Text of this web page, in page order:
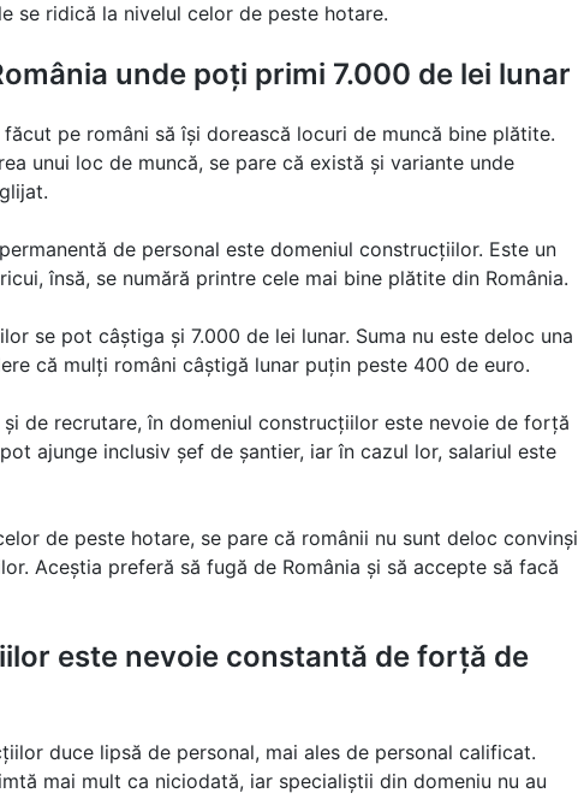
se ridică la nivelul celor de peste hotare.
unde poți primi 7.000 de lei lunar
pe români să își dorească locuri de muncă bine plătite.
unui loc de muncă, se pare că există și variante unde
de personal este domeniul construcțiilor. Este un
însă, se numără printre cele mai bine plătite din România.
se pot câștiga și 7.000 de lei lunar. Suma nu este deloc una
că mulți români câștigă lunar puțin peste 400 de euro.
de recrutare, în domeniul construcțiilor este nevoie de forță
ajunge inclusiv șef de șantier, iar în cazul lor, salariul este
de peste hotare, se pare că românii nu sunt deloc convinși
Aceștia preferă să fugă de România și să accepte să facă
este nevoie constantă de forță de
duce lipsă de personal, mai ales de personal calificat.
mai mult ca niciodată, iar specialiștii din domeniu nu au